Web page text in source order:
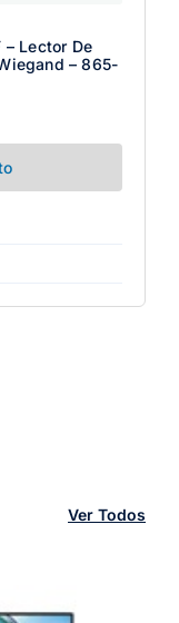
– Lector De
– 865-
Ver Todos